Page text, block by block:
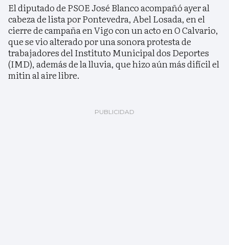
El diputado de PSOE José Blanco acompañó ayer al
cabeza de lista por Pontevedra, Abel Losada, en el
cierre de campaña en Vigo con un acto en O Calvario,
que se vio alterado por una sonora protesta de
trabajadores del Instituto Municipal dos Deportes
(IMD), además de la lluvia, que hizo aún más difícil el
mitin al aire libre.